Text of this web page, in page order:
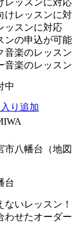
中
り追加
市八幡台（地図
台
ないレッスン
わせたオーダ